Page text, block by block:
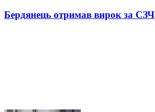
Бердянець отримав вирок за СЗЧ